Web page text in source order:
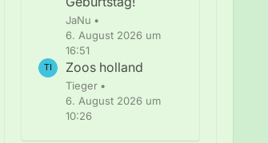
JaNu
6. August 2026 um
16:51
Zoos holland
Tieger
6. August 2026 um
10:26